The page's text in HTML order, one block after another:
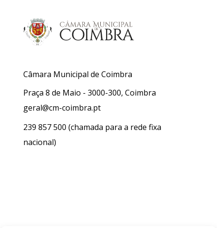
Câmara Municipal de Coimbra
Praça 8 de Maio - 3000-300, Coimbra
geral@cm-coimbra.pt
239 857 500 (chamada para a rede fixa
nacional)